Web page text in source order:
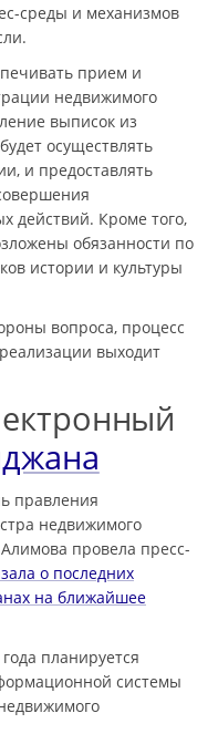
среды и механизмов
прием и
недвижимого
выписок из
осуществлять
и предоставлять
действий. Кроме того,
обязанности по
истории и культуры
вопроса, процесс
выходит
правления
недвижимого
провела пресс-
о последних
на ближайшее
планируется
системы